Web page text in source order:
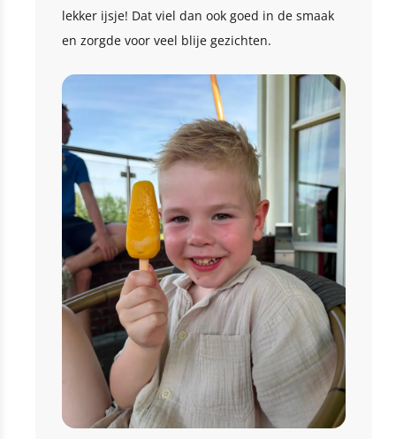
lekker ijsje! Dat viel dan ook goed in de smaak
en zorgde voor veel blije gezichten.